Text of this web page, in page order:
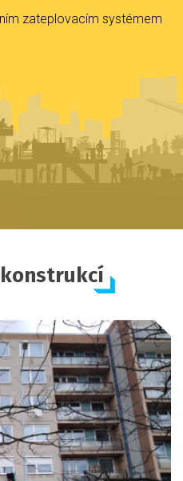
zateplovacím systémem